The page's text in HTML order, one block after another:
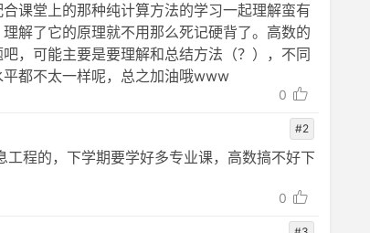
课堂上的那种纯计算方法的学习一起理解蛮有
解了它的原理就不用那么死记硬背了。高数的
，可能主要是要理解和总结方法（？），不同
都不太一样呢，总之加油哦www
0
工程的，下学期要学好多专业课，高数搞不好下
#2
0